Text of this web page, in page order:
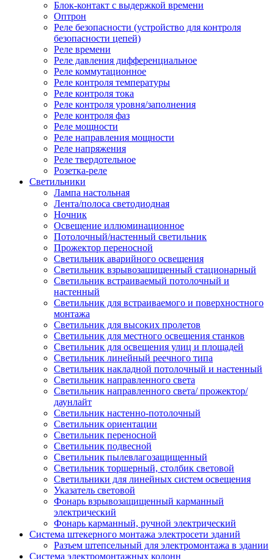
Блок-контакт с выдержкой времени
Оптрон
Реле безопасности (устройство для контроля
безопасности цепей)
Реле времени
Реле давления дифференциальное
Реле коммутационное
Реле контроля температуры
Реле контроля тока
Реле контроля уровня/заполнения
Реле контроля фаз
Реле мощности
Реле направления мощности
Реле напряжения
Реле твердотельное
Розетка-реле
Светильники
Лампа настольная
Лента/полоса светодиодная
Ночник
Освещение иллюминационное
Потолочный/настенный светильник
Прожектор переносной
Светильник аварийного освещения
Светильник взрывозащищенный стационарный
Светильник встраиваемый потолочный и
настенный
Светильник для встраиваемого и поверхностного
монтажа
Светильник для высоких пролетов
Светильник для местного освещения станков
Светильник для освещения улиц и площадей
Светильник линейный реечного типа
Светильник накладной потолочный и настенный
Светильник направленного света
Светильник направленного света/ прожектор/
даунлайт
Светильник настенно-потолочный
Светильник ориентации
Светильник переносной
Светильник подвесной
Светильник пылевлагозащищенный
Светильник торшерный, столбик световой
Светильники для линейных систем освещения
Указатель световой
Фонарь взрывозащищенный карманный
электрический
Фонарь карманный, ручной электрический
Система штекерного монтажа электросети зданий
Разъем штепсельный для электромонтажа в здании
Система электромонтажных колонн